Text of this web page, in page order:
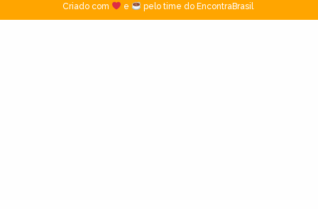
Criado com
e pelo time do EncontraBrasil